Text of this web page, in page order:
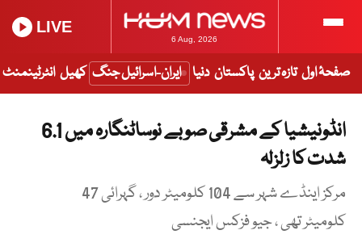
6 Aug, 2026
LIVE
صفحۂ اول تازہ ترین پاکستان دنیا ایران-اسرائیل جنگ کھیل انٹرٹینمنٹ
انڈونیشیا کے مشرقی صوبے نوساٹنگارہ میں 6.1
شدت کا زلزلہ
مرکز اینڈے شہر سے 104 کلومیٹر دور ، گہرائی 47
کلومیٹر تھی ، جیو فزکس ایجنسی